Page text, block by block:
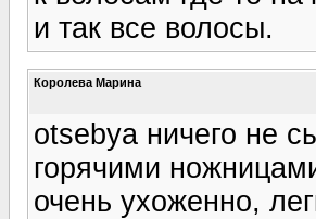
и так все волосы.
Королева Марина
otsebya ничего не
горячими
очень ухоженно,